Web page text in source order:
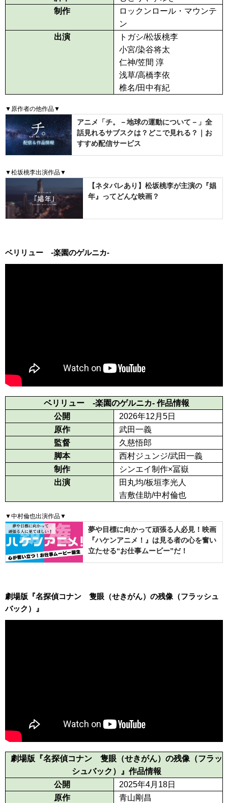
制作
ロックンロール・マウンテ
ン
出演
トガシ/松坂桃李
小宮/染谷将太
仁神/笠間 淳
浅草/高橋李依
椎名/田中有紀
▼原作者の他作品▼
アニメ「チ。－地球の運動について－」全
話見れるサブスクは？どこで見れる？｜お
すすめ配信サービス
▼松坂桃李出演作品▼
【ネタバレあり】松坂桃李が主演の『娼
年』ってどんな映画？
ベリリュー -楽園のゲルニカ-
ベリリュー -楽園のゲルニカ- 作品情報
公開
2026年12月5日
原作
武田一義
監督
久慈悟郎
脚本
西村ジュンジ/武田一義
制作
シンエイ制作×冨嶽
出演
田丸均/板垣李光人
吉敷佳助/中村倫也
▼中村倫也出演作品▼
夢や目標に向かって頑張る人必見！映画
『ハケンアニメ！』は見る者の心を奮い
立たせる“お仕事ムービー”だ！
劇場版『名探偵コナン 隻眼（せきがん）の残像（フラッシュ
バック）』
劇場版『名探偵コナン 隻眼（せきがん）の残像（フラッ
シュバック）』作品情報
公開
2025年4月18日
原作
青山剛昌